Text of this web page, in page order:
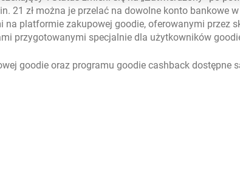
21 zł można je przelać na dowolne konto bankowe
na platformie zakupowej goodie, oferowanymi przez
przygotowanymi specjalnie dla użytkowników
goodie oraz programu goodie cashback dostępne
w nowym oknie
karcie